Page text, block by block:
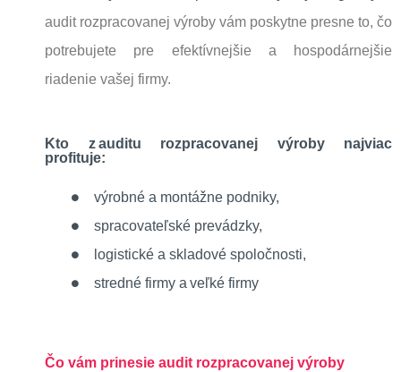
audit rozpracovanej výroby vám poskytne presne to, čo
potrebujete pre efektívnejšie a hospodárnejšie
riadenie vašej firmy.
Kto z auditu rozpracovanej výroby najviac
profituje:
výrobné a montážne podniky,
spracovateľské prevádzky,
logistické a skladové spoločnosti,
stredné firmy a veľké firmy
Čo vám prinesie audit rozpracovanej výroby